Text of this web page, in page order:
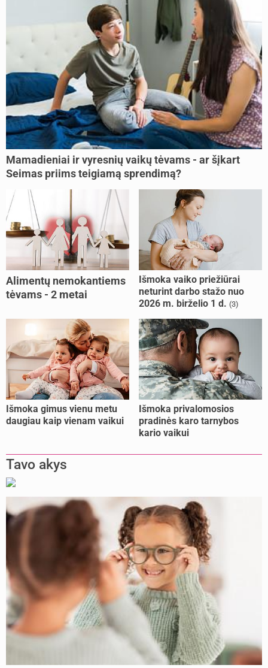
Mamadieniai ir vyresnių vaikų tėvams - ar šįkart
Seimas priims teigiamą sprendimą?
Alimentų nemokantiems
tėvams - 2 metai
Išmoka vaiko priežiūrai
neturint darbo stažo nuo
2026 m. birželio 1 d. (3)
Išmoka gimus vienu metu
daugiau kaip vienam vaikui
Išmoka privalomosios
pradinės karo tarnybos
kario vaikui
Tavo akys